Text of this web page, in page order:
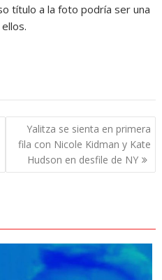
título a la foto podría ser una
Yalitza se sienta en primera
fila con Nicole Kidman y Kate
Hudson en desfile de NY